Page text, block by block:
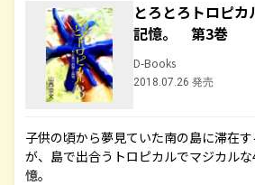
とろとろトロピ
記憶。 第3巻
D-Books
2018.07.26 発売
子供の頃から夢見ていた南の島に滞在
が、島で出合うトロピカルでマジカル
憶。